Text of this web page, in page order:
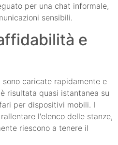
per una chat informale,
sensibili.
e
caricate rapidamente e
risultata quasi istantanea su
per dispositivi mobili. I
l'elenco delle stanze,
riescono a tenere il